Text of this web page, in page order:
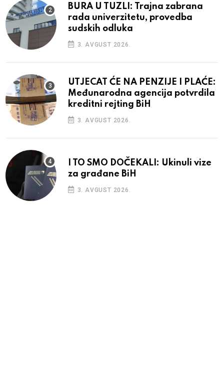
BURA U TUZLI: Trajna zabrana
rada univerzitetu, provedba
sudskih odluka
3. AVGUST 2026.
UTJECAT ĆE NA PENZIJE I PLAĆE:
Međunarodna agencija potvrdila
kreditni rejting BiH
3. AVGUST 2026.
I TO SMO DOČEKALI: Ukinuli vize
za građane BiH
3. AVGUST 2026.